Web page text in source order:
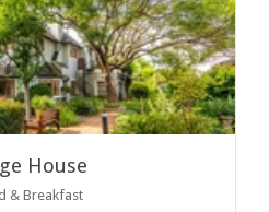
House
& Breakfast